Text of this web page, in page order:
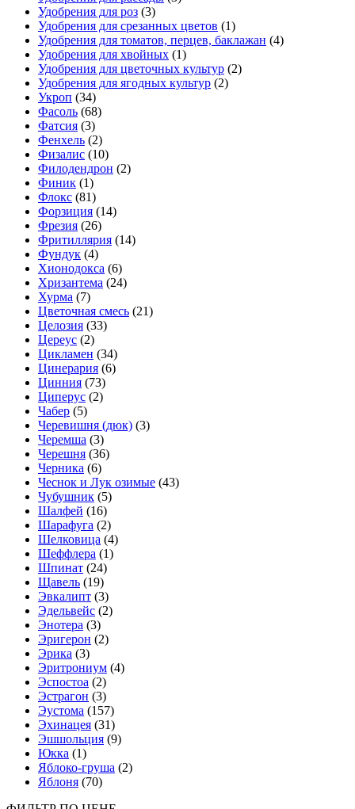
Удобрения для роз (3)
Удобрения для срезанных цветов (1)
Удобрения для томатов, перцев, баклажан (4)
Удобрения для хвойных (1)
Удобрения для цветочных культур (2)
Удобрения для ягодных культур (2)
Укроп (34)
Фасоль (68)
Фатсия (3)
Фенхель (2)
Физалис (10)
Филодендрон (2)
Финик (1)
Флокс (81)
Форзиция (14)
Фрезия (26)
Фритиллярия (14)
Фундук (4)
Хионодокса (6)
Хризантема (24)
Хурма (7)
Цветочная смесь (21)
Целозия (33)
Цереус (2)
Цикламен (34)
Цинерария (6)
Цинния (73)
Циперус (2)
Чабер (5)
Черевишня (дюк) (3)
Черемша (3)
Черешня (36)
Черника (6)
Чеснок и Лук озимые (43)
Чубушник (5)
Шалфей (16)
Шарафуга (2)
Шелковица (4)
Шеффлера (1)
Шпинат (24)
Щавель (19)
Эвкалипт (3)
Эдельвейс (2)
Энотера (3)
Эригерон (2)
Эрика (3)
Эритрониум (4)
Эспостоа (2)
Эстрагон (3)
Эустома (157)
Эхинацея (31)
Эшшольция (9)
Юкка (1)
Яблоко-груша (2)
Яблоня (70)